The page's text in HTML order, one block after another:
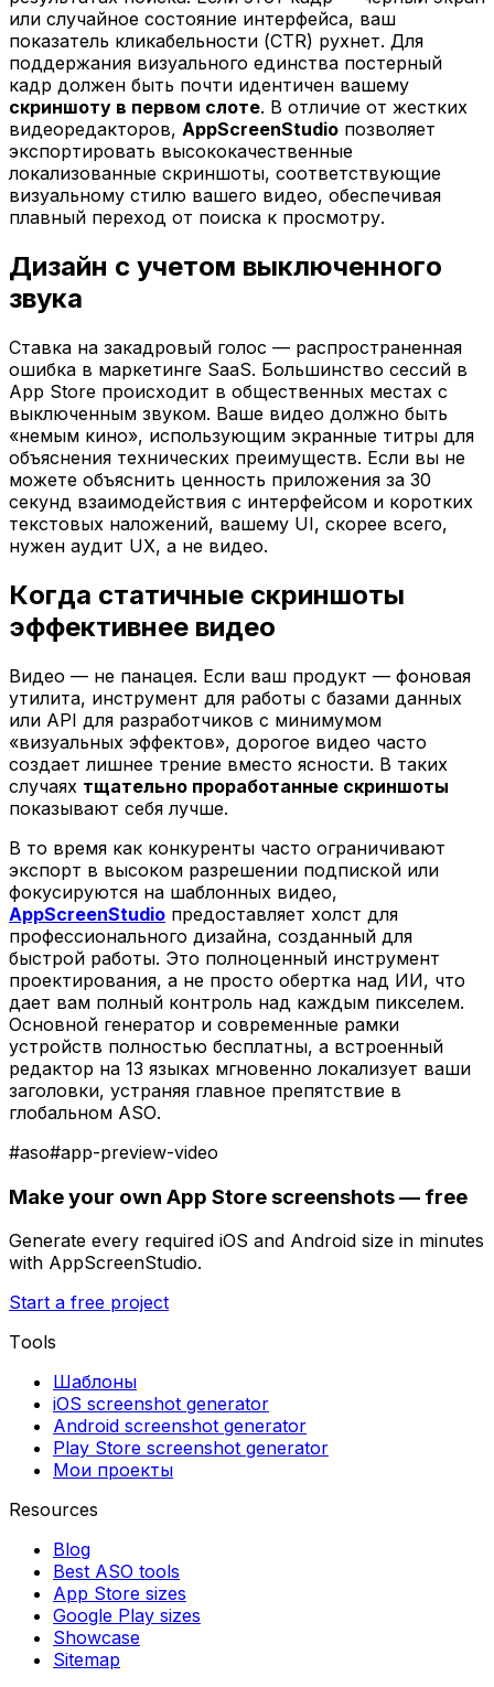
или случайное состояние интерфейса, ваш
показатель кликабельности (CTR) рухнет. Для
поддержания визуального единства постерный
кадр должен быть почти идентичен вашему
скриншоту в первом слоте. В отличие от жестких
видеоредакторов, AppScreenStudio позволяет
экспортировать высококачественные
локализованные скриншоты, соответствующие
визуальному стилю вашего видео, обеспечивая
плавный переход от поиска к просмотру.
Дизайн с учетом выключенного
звука
Ставка на закадровый голос — распространенная
ошибка в маркетинге SaaS. Большинство сессий в
App Store происходит в общественных местах с
выключенным звуком. Ваше видео должно быть
«немым кино», использующим экранные титры для
объяснения технических преимуществ. Если вы не
можете объяснить ценность приложения за 30
секунд взаимодействия с интерфейсом и коротких
текстовых наложений, вашему UI, скорее всего,
нужен аудит UX, а не видео.
Когда статичные скриншоты
эффективнее видео
Видео — не панацея. Если ваш продукт — фоновая
утилита, инструмент для работы с базами данных
или API для разработчиков с минимумом
«визуальных эффектов», дорогое видео часто
создает лишнее трение вместо ясности. В таких
случаях тщательно проработанные скриншоты
показывают себя лучше.
В то время как конкуренты часто ограничивают
экспорт в высоком разрешении подпиской или
фокусируются на шаблонных видео,
AppScreenStudio предоставляет холст для
профессионального дизайна, созданный для
быстрой работы. Это полноценный инструмент
проектирования, а не просто обертка над ИИ, что
дает вам полный контроль над каждым пикселем.
Основной генератор и современные рамки
устройств полностью бесплатны, а встроенный
редактор на 13 языках мгновенно локализует ваши
заголовки, устраняя главное препятствие в
глобальном ASO.
#aso#app-preview-video
Make your own App Store screenshots — free
Generate every required iOS and Android size in minutes
with AppScreenStudio.
Start a free project
Tools
Шаблоны
iOS screenshot generator
Android screenshot generator
Play Store screenshot generator
Мои проекты
Resources
Blog
Best ASO tools
App Store sizes
Google Play sizes
Showcase
Sitemap